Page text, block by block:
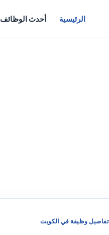
الرئيسية أحدث الوظائف
تفاصيل وظيفة في الكويت